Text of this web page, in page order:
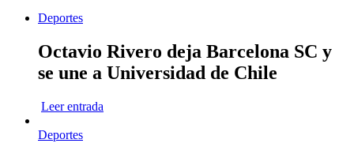
Deportes
Octavio Rivero deja Barcelona SC y
se une a Universidad de Chile
Leer entrada
Deportes